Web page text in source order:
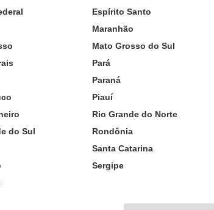
Espírito Santo
Maranhão
Mato Grosso do Sul
Pará
Paraná
Piauí
Rio Grande do Norte
do Sul
Rondônia
Santa Catarina
Sergipe
VIDRO DIANTEIRO VIDRO PARABRISA
Durabilidade
Online
Produtos encontrados: